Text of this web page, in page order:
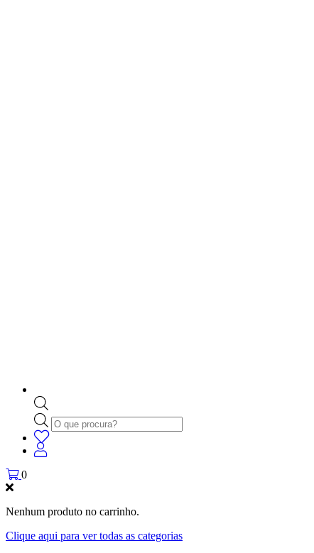
Products
search
0
Nenhum produto no carrinho.
Clique aqui para ver todas as categorias